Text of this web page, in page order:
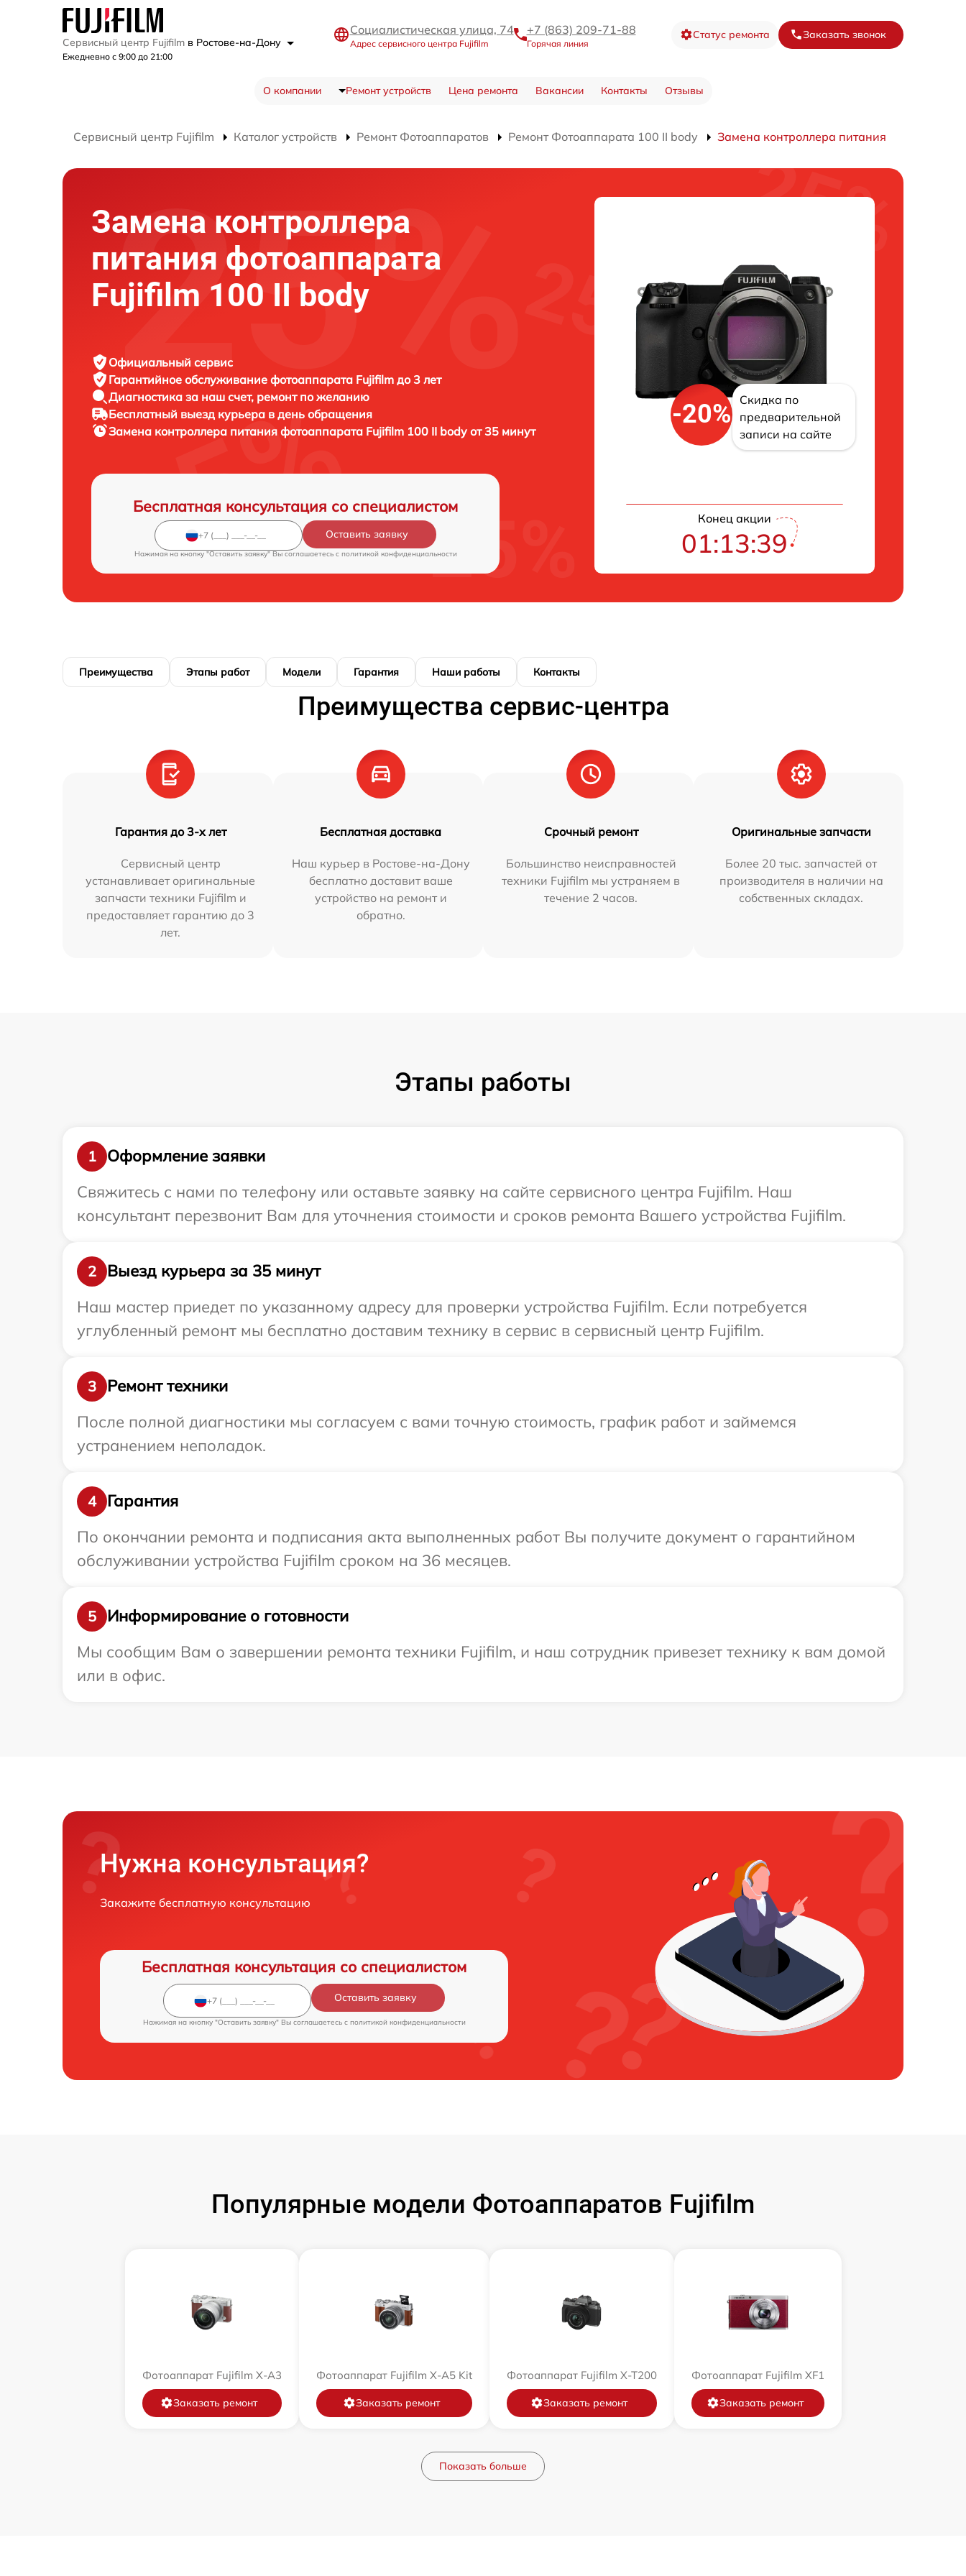
Сервисный центр Fujifilm в Ростове-на-Дону
Ежедневно с 9:00 до 21:00
Социалистическая улица, 74
Адрес сервисного центра Fujifilm
+7 (863) 209-71-88
Горячая линия
Статус ремонта Заказать звонок
О компании Ремонт устройств Цена ремонта Вакансии Контакты Отзывы
Сервисный центр Fujifilm Каталог устройств Ремонт Фотоаппаратов Ремонт Фотоаппарата 100 II body Замена контроллера питания
Замена контроллера
питания фотоаппарата
Fujifilm 100 II body
Официальный сервис
Гарантийное обслуживание фотоаппарата Fujifilm до 3 лет
Диагностика за наш счет, ремонт по желанию
Бесплатный выезд курьера в день обращения
Замена контроллера питания фотоаппарата Fujifilm 100 II body от 35 минут
Бесплатная консультация со специалистом
Оставить заявку
Нажимая на кнопку "Оставить заявку" Вы соглашаетесь c политикой конфиденциальности
-20%
Скидка по
предварительной
записи на сайте
Конец акции
01:13:39
Преимущества Этапы работ Модели Гарантия Наши работы Контакты
Преимущества сервис-центра
Гарантия до 3-х лет
Сервисный центр
устанавливает оригинальные
запчасти техники Fujifilm и
предоставляет гарантию до 3
лет.
Бесплатная доставка
Наш курьер в Ростове-на-Дону
бесплатно доставит ваше
устройство на ремонт и
обратно.
Срочный ремонт
Большинство неисправностей
техники Fujifilm мы устраняем в
течение 2 часов.
Оригинальные запчасти
Более 20 тыс. запчастей от
производителя в наличии на
собственных складах.
Этапы работы
1
Оформление заявки
Свяжитесь с нами по телефону или оставьте заявку на сайте сервисного центра Fujifilm. Наш
консультант перезвонит Вам для уточнения стоимости и сроков ремонта Вашего устройства Fujifilm.
2
Выезд курьера за 35 минут
Наш мастер приедет по указанному адресу для проверки устройства Fujifilm. Если потребуется
углубленный ремонт мы бесплатно доставим технику в сервис в сервисный центр Fujifilm.
3
Ремонт техники
После полной диагностики мы согласуем с вами точную стоимость, график работ и займемся
устранением неполадок.
4
Гарантия
По окончании ремонта и подписания акта выполненных работ Вы получите документ о гарантийном
обслуживании устройства Fujifilm сроком на 36 месяцев.
5
Информирование о готовности
Мы сообщим Вам о завершении ремонта техники Fujifilm, и наш сотрудник привезет технику к вам домой
или в офис.
Нужна консультация?
Закажите бесплатную консультацию
Бесплатная консультация со специалистом
Оставить заявку
Нажимая на кнопку "Оставить заявку" Вы соглашаетесь c политикой конфиденциальности
Популярные модели Фотоаппаратов Fujifilm
Фотоаппарат Fujifilm X-A3
Заказать ремонт
Фотоаппарат Fujifilm X-A5 Kit
Заказать ремонт
Фотоаппарат Fujifilm X-T200
Заказать ремонт
Фотоаппарат Fujifilm XF1
Заказать ремонт
Показать больше